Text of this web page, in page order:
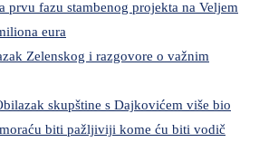
prvu fazu stambenog projekta na Veljem
eura
Zelenskog i razgovore o važnim
skupštine s Dajkovićem više bio
biti pažljiviji kome ću biti vodič